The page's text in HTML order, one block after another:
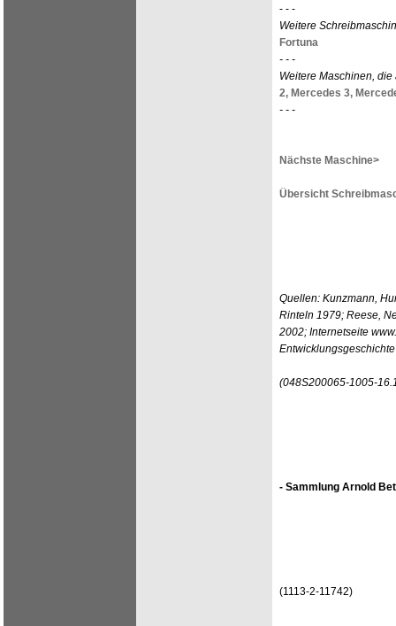
- - -
Weitere
Fortuna
- - -
Weitere Maschinen,
2, Mercedes 3,
- - -
Nächste Maschine>
Übersicht
Quellen: Kunzmann,
Rinteln 1979; Reese,
2002; Internetseite
(048S200065-1005-
- Sammlung Arnold
(1113-2-11742)